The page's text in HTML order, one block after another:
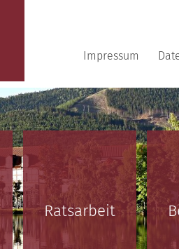
Impressum
Ratsarbeit